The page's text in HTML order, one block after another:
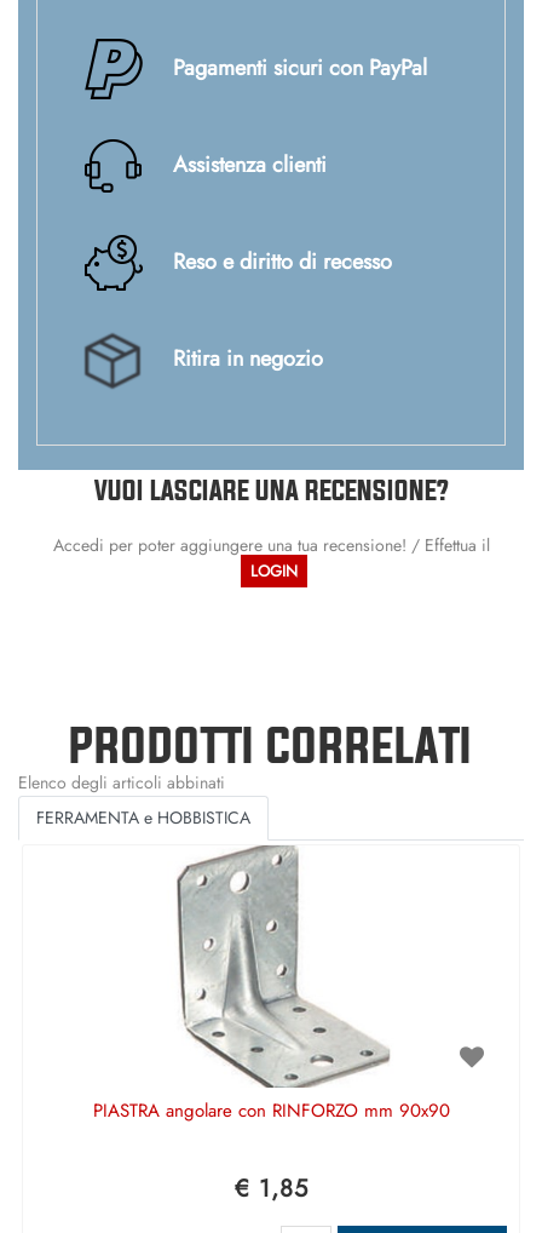
Pagamenti sicuri con PayPal
Assistenza clienti
Reso e diritto di recesso
Ritira in negozio
VUOI LASCIARE UNA RECENSIONE?
Accedi per poter aggiungere una tua recensione! / Effettua il
LOGIN
PRODOTTI CORRELATI
Elenco degli articoli abbinati
FERRAMENTA e HOBBISTICA
PIASTRA angolare con RINFORZO mm 90x90
€ 1,85